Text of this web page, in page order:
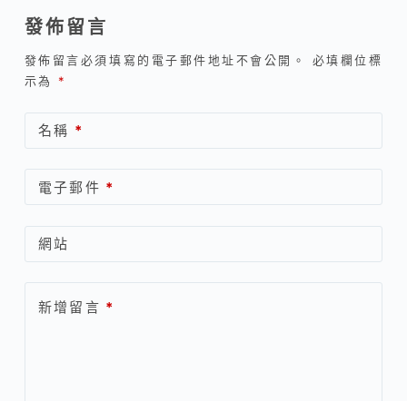
發佈留言
發佈留言必須填寫的電子郵件地址不會公開。
必填欄位標
示為 *
名稱 *
電子郵件 *
網站
新增留言 *